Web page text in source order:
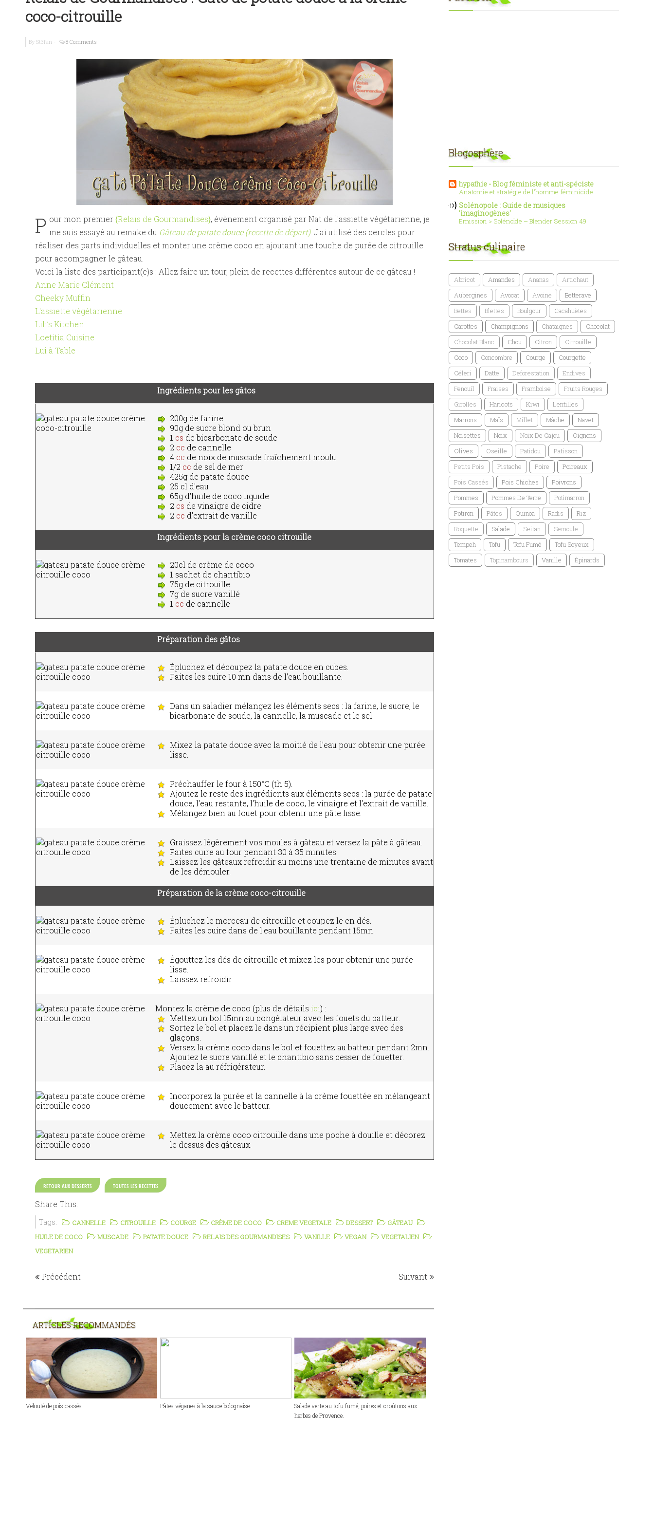
coco-citrouille
By St3fan - 8 Comments
P our mon premier {Relais de Gourmandises}, évènement organisé par Nat de l'assiette végétarienne, je
me suis essayé au remake du Gâteau de patate douce (recette de départ). J'ai utilisé des cercles pour
réaliser des parts individuelles et monter une crème coco en ajoutant une touche de purée de citrouille
pour accompagner le gâteau.
Voici la liste des participant(e)s : Allez faire un tour, plein de recettes différentes autour de ce gâteau !
Anne Marie Clément
Cheeky Muffin
L'assiette végétarienne
Lili’s Kitchen
Loetitia Cuisine
Lui à Table
Ingrédients pour les gâtos
200g de farine
90g de sucre blond ou brun
1 cs de bicarbonate de soude
2 cc de cannelle
4 cc de noix de muscade fraîchement moulu
1/2 cc de sel de mer
425g de patate douce
25 cl d'eau
65g d'huile de coco liquide
2 cs de vinaigre de cidre
2 cc d'extrait de vanille
Ingrédients pour la crème coco citrouille
20cl de crème de coco
1 sachet de chantibio
75g de citrouille
7g de sucre vanillé
1 cc de cannelle
Préparation des gâtos
Épluchez et découpez la patate douce en cubes.
Faites les cuire 10 mn dans de l'eau bouillante.
Dans un saladier mélangez les éléments secs : la farine, le sucre, le
bicarbonate de soude, la cannelle, la muscade et le sel.
Mixez la patate douce avec la moitié de l'eau pour obtenir une purée
lisse.
Préchauffer le four à 150°C (th 5).
Ajoutez le reste des ingrédients aux éléments secs : la purée de patate
douce, l'eau restante, l'huile de coco, le vinaigre et l'extrait de vanille.
Mélangez bien au fouet pour obtenir une pâte lisse.
Graissez légèrement vos moules à gâteau et versez la pâte à gâteau.
Faites cuire au four pendant 30 à 35 minutes
Laissez les gâteaux refroidir au moins une trentaine de minutes avant
de les démouler.
Préparation de la crème coco-citrouille
Épluchez le morceau de citrouille et coupez le en dés.
Faites les cuire dans de l'eau bouillante pendant 15mn.
Égouttez les dés de citrouille et mixez les pour obtenir une purée
lisse.
Laissez refroidir
Montez la crème de coco (plus de détails ici) :
Mettez un bol 15mn au congélateur avec les fouets du batteur.
Sortez le bol et placez le dans un récipient plus large avec des
glaçons.
Versez la crème coco dans le bol et fouettez au batteur pendant 2mn.
Ajoutez le sucre vanillé et le chantibio sans cesser de fouetter.
Placez la au réfrigérateur.
Incorporez la purée et la cannelle à la crème fouettée en mélangeant
doucement avec le batteur.
Mettez la crème coco citrouille dans une poche à douille et décorez
le dessus des gâteaux.
RETOUR AUX DESSERTS TOUTES LES RECETTES
Share This:
Tags: CANNELLE CITROUILLE COURGE CRÈME DE COCO CREME VEGETALE DESSERT
GÂTEAU
HUILE DE COCO
MUSCADE PATATE DOUCE RELAIS DES GOURMANDISES VANILLE VEGAN
VEGETALIEN
VEGETARIEN
Précédent Suivant
ARTICLES RECOMMANDÉS
Velouté de pois cassés Pâtes véganes à la sauce bolognaise
Salade verte au tofu fumé, poires et croûtons aux
herbes de Provence.
Blogosphère
hypathie - Blog féministe et anti-spéciste
Anatomie et stratégie de l'homme féminicide
Solénopole : Guide de musiques
'imaginogènes'
Emission > Solénoïde – Blender Session 49
Stratus culinaire
Abricot Amandes Ananas
Artichaut
Aubergines
Avocat Avoine
Betterave
Bettes
Blettes Boulgour
Cacahuètes
Carottes
Champignons Chataignes
Chocolat
Chocolat Blanc
Chou Citron
Citrouille
Coco
Concombre Courge
Courgette
Céleri
Datte Deforestation
Endives
Fenouil
Fraises Framboise
Fruits Rouges
Girolles
Haricots Kiwi
Lentilles
Marrons
Maïs Millet Mâche
Navet
Noisettes
Noix Noix De Cajou
Oignons
Olives
Oseille Patidou
Patisson
Petits Pois
Pistache Poire
Poireaux
Pois Cassés
Pois Chiches
Poivrons
Pommes
Pommes De Terre
Potimarron
Potiron
Pâtes Quinoa Radis
Riz
Roquette
Salade Seitan
Semoule
Tempeh
Tofu Tofu Fumé
Tofu Soyeux
Tomates
Topinambours Vanille Épinards